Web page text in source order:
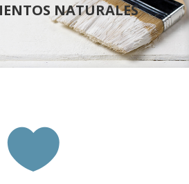
NATURALES
